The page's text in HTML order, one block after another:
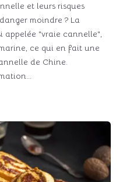
et leurs risques
moindre ? La
appelée "vraie cannelle",
ce qui en fait une
de Chine.